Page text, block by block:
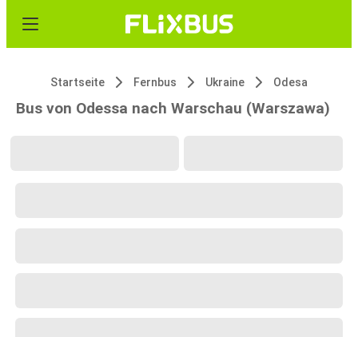
Startseite Fernbus Ukraine Odesa
Bus von Odessa nach Warschau (Warszawa)